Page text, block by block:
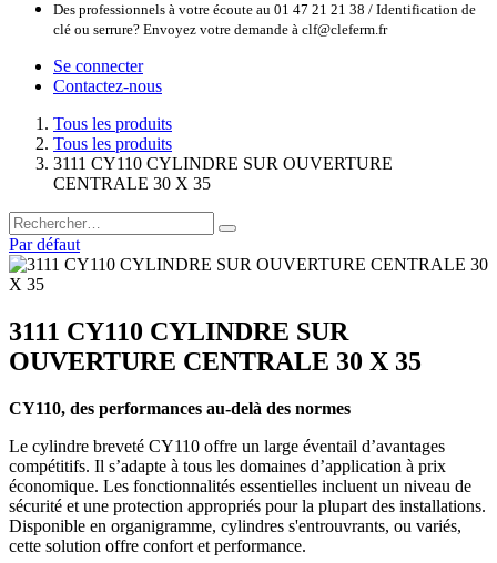
Des professionnels à votre écoute au 01 47 21 21 38 / Identification de
clé ou serrure? Envoyez votre demande à clf@cleferm.fr
Se connecter
Contactez-nous
Tous les produits
Tous les produits
3111 CY110 CYLINDRE SUR OUVERTURE
CENTRALE 30 X 35
Par défaut
3111 CY110 CYLINDRE SUR
OUVERTURE CENTRALE 30 X 35
CY110, des performances au-delà des normes
Le cylindre breveté CY110 offre un large éventail d’avantages
compétitifs. Il s’adapte à tous les domaines d’application à prix
économique. Les fonctionnalités essentielles incluent un niveau de
sécurité et une protection appropriés pour la plupart des installations.
Disponible en organigramme, cylindres s'entrouvrants, ou variés,
cette solution offre confort et performance.